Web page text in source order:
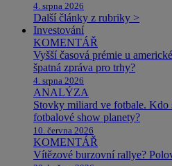
4. srpna 2026
Další články z rubriky >
Investování
KOMENTÁŘ
Vyšší časová prémie u
špatná zpráva pro trhy?
4. srpna 2026
ANALÝZA
Stovky miliard ve fotbale. Kdo
fotbalové show planety?
10. června 2026
KOMENTÁŘ
Vítězové burzovní rallye?